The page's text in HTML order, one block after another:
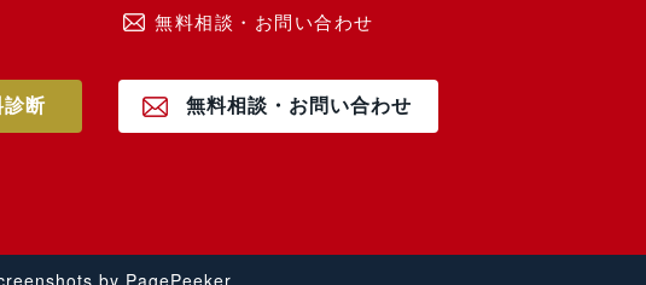
無料相談・お問い合わせ
断 無料相談・お問い合わせ